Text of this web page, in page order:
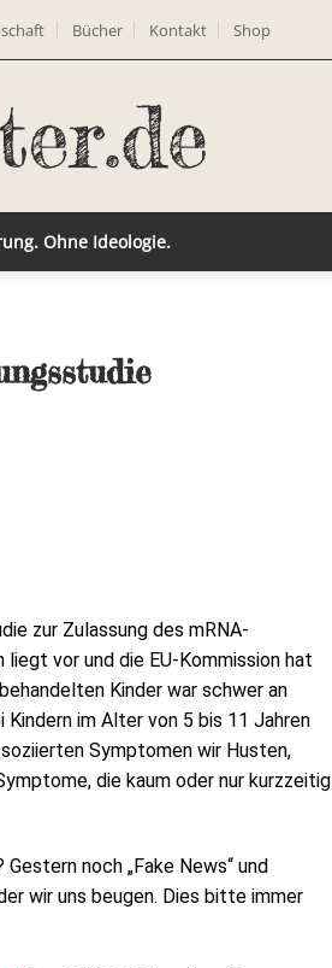
Bücher Kontakt Shop
Ohne Ideologie.
zur Zulassung des mRNA-
vor und die EU-Kommission hat
Kinder war schwer an
im Alter von 5 bis 11 Jahren
Symptomen wir Husten,
die kaum oder nur kurzzeitig
noch „Fake News“ und
wir uns beugen. Dies bitte immer